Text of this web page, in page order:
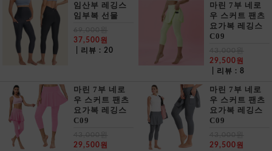
임산부 레깅스
임부복 선물
37,500원
| 리뷰 : 20
마린 7부 네로
우 스커트 팬츠
요가복 레깅스
C09
29,500원
| 리뷰 : 8
마린 7부 네로
우 스커트 팬츠
요가복 레깅스
C09
29,500원
마린 7부 네로
우 스커트 팬츠
요가복 레깅스
C09
29,500원